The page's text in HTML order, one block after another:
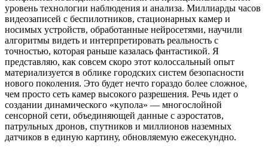
уровень технологии наблюдения и анализа. Миллиарды часов
видеозаписей с беспилотников, стационарных камер и
носимых устройств, обработанные нейросетями, научили
алгоритмы видеть и интерпретировать реальность с
точностью, которая раньше казалась фантастикой. Я
представляю, как совсем скоро этот колоссальный опыт
материализуется в облике городских систем безопасности
нового поколения. Это будет нечто гораздо более сложное,
чем просто сеть камер высокого разрешения. Речь идет о
создании динамического «купола» — многослойной
сенсорной сети, объединяющей данные с аэростатов,
патрульных дронов, спутников и миллионов наземных
датчиков в единую картину, обновляемую ежесекундно.